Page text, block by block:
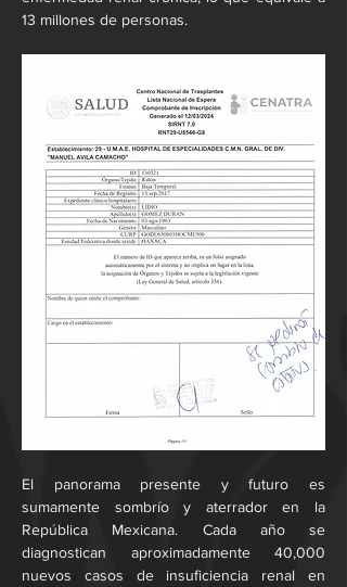
13 millones de personas.
El panorama presente y futuro es
sumamente sombrío y aterrador en la
República Mexicana. Cada año se
diagnostican aproximadamente 40,000
nuevos casos de insuficiencia renal en